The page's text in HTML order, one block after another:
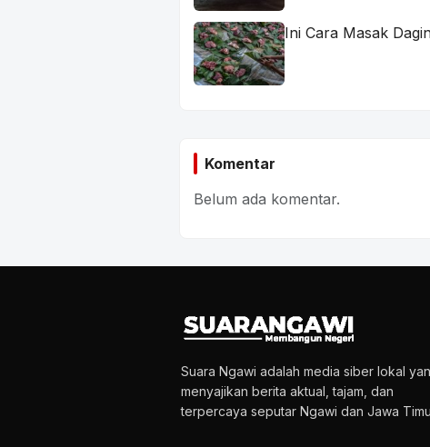
Ini Cara Masak
Komentar
Belum ada komentar.
Suara Ngawi adalah media siber lokal
menyajikan berita aktual, tajam, dan
terpercaya seputar Ngawi dan Jawa